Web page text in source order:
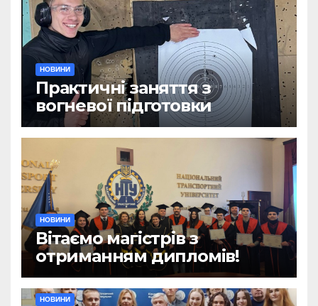
НОВИНИ
Практичні заняття з
вогневої підготовки
НОВИНИ
Вітаємо магістрів з
отриманням дипломів!
НОВИНИ